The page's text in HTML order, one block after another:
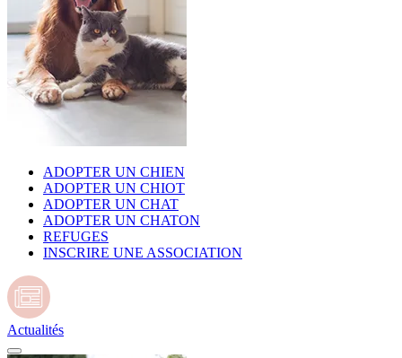
ADOPTER UN CHIEN
ADOPTER UN CHIOT
ADOPTER UN CHAT
ADOPTER UN CHATON
REFUGES
INSCRIRE UNE ASSOCIATION
Actualités